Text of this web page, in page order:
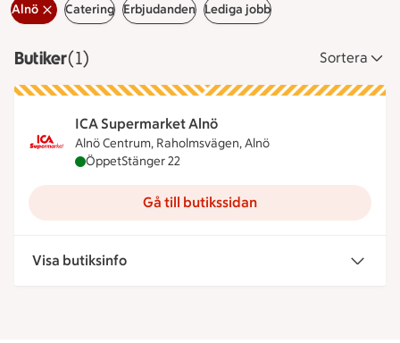
Alnö Catering Erbjudanden Lediga jobb
ButikerVisar 1 stycken
(1) Sortera
ICA Supermarket Alnö
Alnö Centrum, Raholmsvägen, Alnö
ICA Supermarket Alnö är öppen nu, stänger
ÖppetStänger 22
Gå till butikssidan
Visa butiksinfo